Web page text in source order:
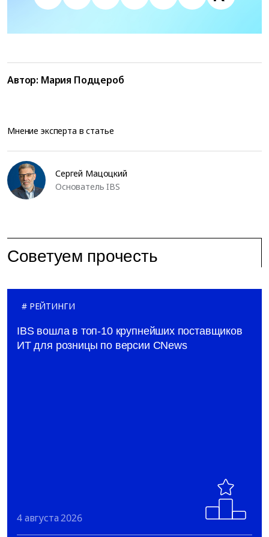
Автор: Мария Подцероб
Мнение эксперта в статье
Сергей Мацоцкий
Основатель IBS
Советуем прочесть
РЕЙТИНГИ
IBS вошла в топ-10 крупнейших поставщиков
ИТ для розницы по версии CNews
4 августа 2026